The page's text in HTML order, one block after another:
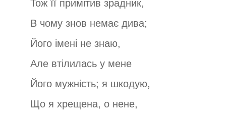
Тож її примітив зрадник,
В чому знов немає дива;
Його імені не знаю,
Але втілилась у мене
Його мужність; я шкодую,
Що я хрещена, о нене,